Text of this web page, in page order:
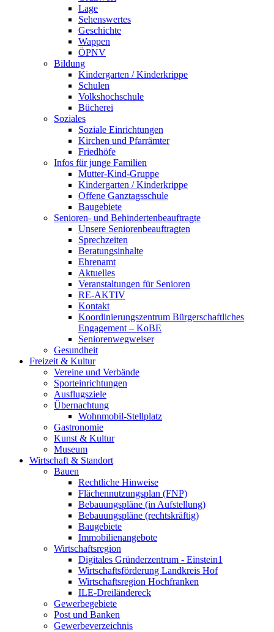
Lage
Sehenswertes
Geschichte
Wappen
ÖPNV
Bildung
Kindergarten / Kinderkrippe
Schulen
Volkshochschule
Bücherei
Soziales
Soziale Einrichtungen
Kirchen und Pfarrämter
Friedhöfe
Infos für junge Familien
Mutter-Kind-Gruppe
Kindergarten / Kinderkrippe
Offene Ganztagsschule
Baugebiete
Senioren- und Behindertenbeauftragte
Unsere Seniorenbeauftragten
Sprechzeiten
Beratungsinhalte
Ehrenamt
Aktuelles
Veranstaltungen für Senioren
RE-AKTIV
Kontakt
Koordinierungszentrum Bürgerschaftliches
Engagement – KoBE
Seniorenwegweiser
Gesundheit
Freizeit & Kultur
Vereine und Verbände
Sporteinrichtungen
Ausflugsziele
Übernachtung
Wohnmobil-Stellplatz
Gastronomie
Kunst & Kultur
Museum
Wirtschaft & Standort
Bauen
Rechtliche Hinweise
Flächennutzungsplan (FNP)
Bebauungspläne (in Aufstellung)
Bebauungspläne (rechtskräftig)
Baugebiete
Immobilienangebote
Wirtschaftsregion
Digitales Gründerzentrum - Einstein1
Wirtschaftsförderung Landkreis Hof
Wirtschaftsregion Hochfranken
ILE-Dreiländereck
Gewerbegebiete
Post und Banken
Gewerbeverzeichnis